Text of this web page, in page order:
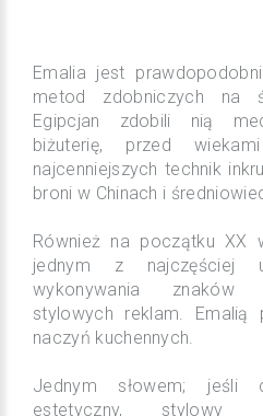
Emalia jest
metod zdobniczych na
Egipcjan zdobili nią
biżuterię, przed
najcenniejszych technik
broni w Chinach i
Również na początku XX
jednym z najczęściej
wykonywania znaków
stylowych reklam. Emalią
naczyń kuchennych.
Jednym słowem; jeśli
estetyczny, stylowy